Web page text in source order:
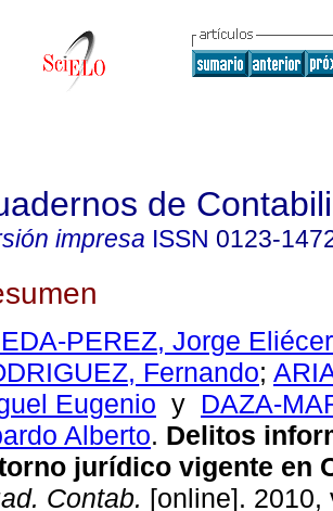
de
impresa ISSN 0123-
PEREZ, Jorge Eliécer
Fernando;
Eugenio y DAZA-
Alberto. Delitos
jurídico vigente en
Contab. [online]. 2010,